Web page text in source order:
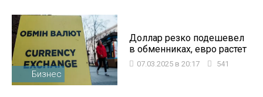
Бизнес
Доллар резко подешевел
в обменниках, евро растет
07.03.2025 в 20:17 541